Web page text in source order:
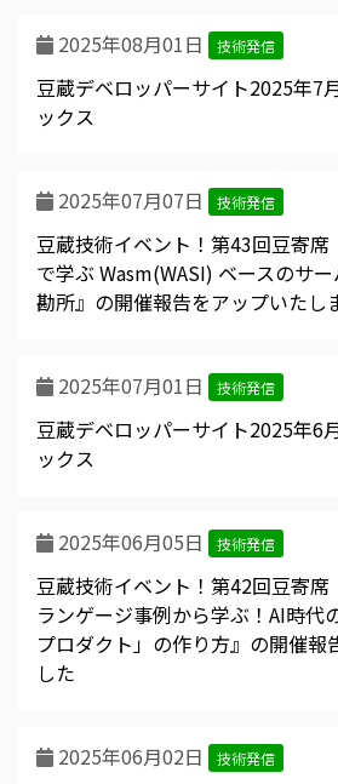
2025年08月01日 技術発信
豆蔵デベロッパーサイト2025年7
ックス
2025年07月07日 技術発信
豆蔵技術イベント！第43回豆寄
で学ぶ Wasm(WASI) ベースのサ
勘所』の開催報告をアップいたし
2025年07月01日 技術発信
豆蔵デベロッパーサイト2025年6
ックス
2025年06月05日 技術発信
豆蔵技術イベント！第42回豆寄席
ランゲージ事例から学ぶ！AI時代
プロダクト」の作り方』の開催報
した
2025年06月02日 技術発信